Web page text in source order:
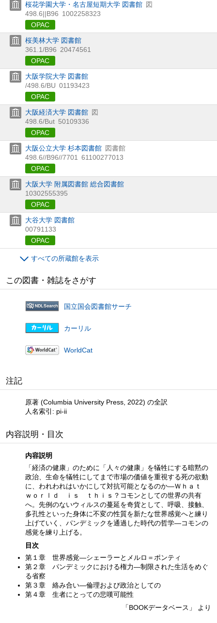
桜花学園大学・名古屋短期大学 図書館 図
498.6||B96 1002258323
OPAC
桜美林大学 図書館
361.1/B96 20474561
OPAC
大阪学院大学 図書館
/498.6/BU 01193423
OPAC
大阪経済大学 図書館 図
498.6/But 50109336
OPAC
大阪公立大学 杉本図書館 図書館
498.6//B96//7701
61100277013
OPAC
大阪大学 附属図書館 総合図書館
10302555395
OPAC
大谷大学 図書館
00791133
OPAC
すべての所蔵館を表示
この図書・雑誌をさがす
国立国会図書館サーチ
カーリル
WorldCat
注記
原著 (Columbia University Press, 2022) の全訳
人名索引: pi-ii
内容説明・目次
内容説明
「経済の健康」のために「人々の健康」を犠牲にする暗黙の
政治、生命を犠牲にしてまで市場の価値を重視する死の欲動
に、われわれはいかにして対抗可能となるのか―Ｗｈａｔ
ｗｏｒｌｄ ｉｓ ｔｈｉｓ？コモンとしての世界の共有
へ。先例のないウィルスの蔓延を奇貨として、呼吸、接触、
多孔性といった身体に不変の性質を新たな世界感覚へと練り
上げていく、パンデミックを通過した時代の哲学―コモンの
感覚を練り上げる。
目次
第１章 世界感覚―シェーラーとメルロ＝ポンティ
第２章 パンデミックにおける権力―制限された生活をめぐ
る省察
第３章 絡み合い―倫理および政治としての
第４章 生者にとっての悲嘆可能性
「BOOKデータベース」 より